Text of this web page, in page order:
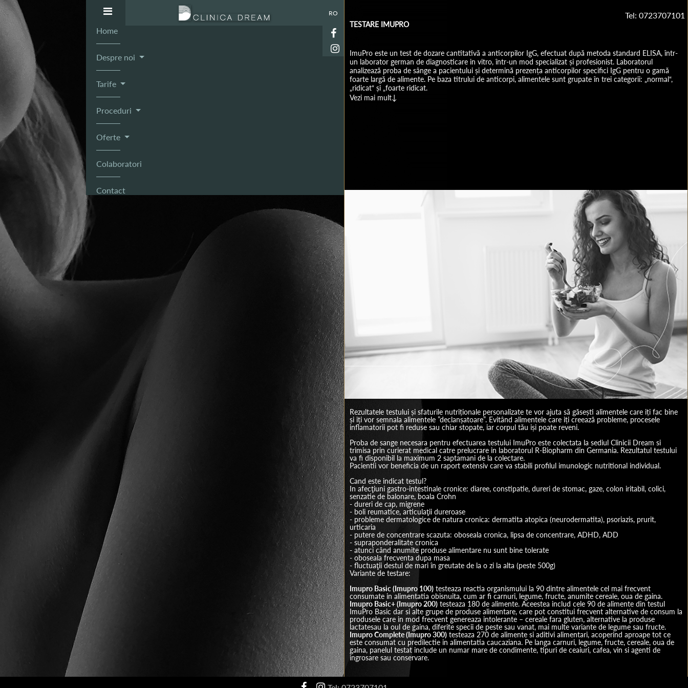
Home
Despre noi
Tarife
Proceduri
Oferte
Colaboratori
Contact
RO Tel: 0723707101
TESTARE IMUPRO
ImuPro este un test de dozare cantitativă a anticorpilor IgG, efectuat după metoda standard ELISA, într-
un laborator german de diagnosticare in vitro, într-un mod specializat și profesionist. Laboratorul
analizează proba de sânge a pacientului și determină prezența anticorpilor specifici IgG pentru o gamă
foarte largă de alimente. Pe baza titrului de anticorpi, alimentele sunt grupate în trei categorii: „normal“,
„ridicat“ și „foarte ridicat.
Vezi mai mult↓
Rezultatele testului și sfaturile nutriționale personalizate te vor ajuta să găsești alimentele care iți fac bine
și iți vor semnala alimentele ”declanșatoare”. Evitând alimentele care iți creează probleme, procesele
inflamatorii pot fi reduse sau chiar stopate, iar corpul tău iși poate reveni.
Proba de sange necesara pentru efectuarea testului ImuPro este colectata la sediul Clinicii Dream si
trimisa prin curierat medical catre prelucrare in laboratorul R-Biopharm din Germania. Rezultatul testului
va fi disponibil la maximum 2 saptamani de la colectare.
Pacientii vor beneficia de un raport extensiv care va stabili profilul imunologic nutritional individual.
In afecţiuni gastro-intestinale cronice: diaree, constipatie, dureri de stomac, gaze, colon iritabil, colici,
- probleme dermatologice de natura cronica: dermatita atopica (neurodermatita), psoriazis, prurit,
- fluctuaţii destul de mari în greutate de la o zi la alta (peste 500g)
Variante de testare:
Imupro Basic (Imupro 100) testeaza reactia organismului la 90 dintre alimentele cel mai frecvent
Imupro Basic+ (Imupro 200) testeaza 180 de alimente. Aceestea includ cele 90 de alimente din testul
ImuPro Basic dar si alte grupe de produse alimentare, care pot constitui frecvent alternative de consum la
produsele care in mod frecvent genereaza intolerante – cereale fara gluten, alternative la produse
Imupro Complete (Imupro 300) testeaza 270 de alimente si aditivi alimentari, acoperind aproape tot ce
este consumat cu predilectie in alimentatia caucaziana. Pe langa carnuri, legume, fructe, cereale, oua de
gaina, panelul testat include un numar mare de condimente, tipuri de ceaiuri, cafea, vin si agenti de
ingrosare sau conservare.